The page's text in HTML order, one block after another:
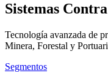
Sistemas
Tecnología avanzada de
Minera, Forestal y
Segmentos